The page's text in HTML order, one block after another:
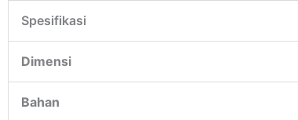
Spesifikasi
Dimensi
Bahan